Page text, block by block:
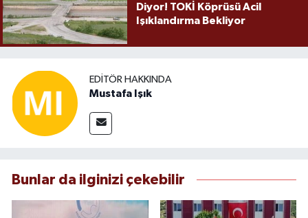
Diyor! TOKİ Köprüsü Acil
Işıklandırma Bekliyor
EDITÖR HAKKINDA
Mustafa Işık
Bunlar da ilginizi çekebilir